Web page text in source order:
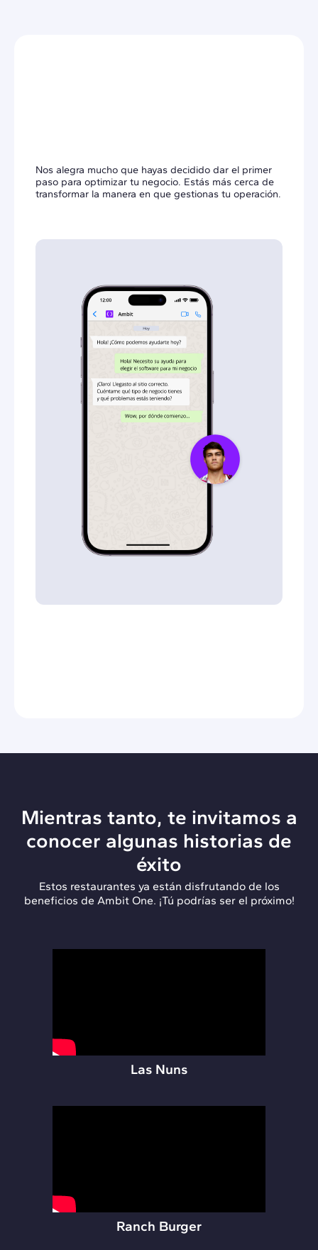
Nos alegra mucho que hayas decidido dar el primer
paso para optimizar tu negocio. Estás más cerca de
transformar la manera en que gestionas tu operación.
Mientras tanto, te invitamos a
conocer algunas historias de
éxito
Estos restaurantes ya están disfrutando de los
beneficios de Ambit One. ¡Tú podrías ser el próximo!
Las Nuns
Ranch Burger